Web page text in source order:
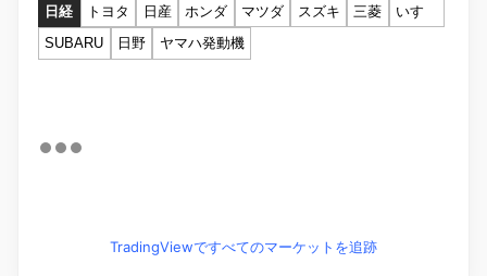
日経 トヨタ 日産 ホンダ マツダ スズキ 三菱
いすゞ
SUBARU
日野 ヤマハ発動機
TradingViewですべてのマーケットを追跡